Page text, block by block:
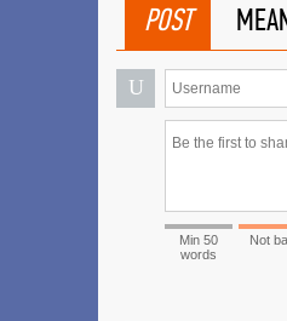
POST
U
Min 50
words
Not